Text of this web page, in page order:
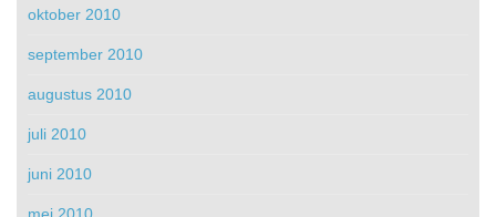
oktober 2010
september 2010
augustus 2010
juli 2010
juni 2010